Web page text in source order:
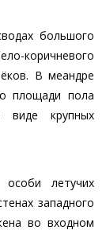
большого
коричневого
В меандре
площади пола
виде крупных
летучих
западного
во входном